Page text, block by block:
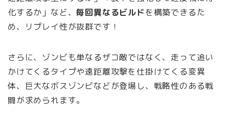
化するか」など、毎回異なるビルドを構築できるた
め、リプレイ性が抜群です！
さらに、ゾンビも単なるザコ敵ではなく、走って追い
かけてくるタイプや遠距離攻撃を仕掛けてくる変異
体、巨大なボスゾンビなどが登場し、戦略性のある戦
闘が求められます。